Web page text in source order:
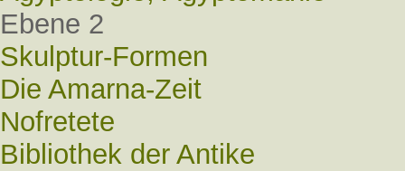
Ebene 2
Skulptur-Formen
Die Amarna-Zeit
Nofretete
Bibliothek der Antike